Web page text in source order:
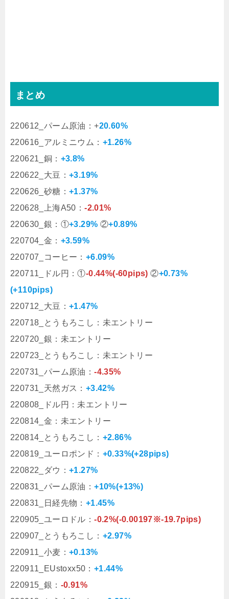
まとめ
220612_パーム原油：+20.60%
220616_アルミニウム： +1.26%
220621_銅： +3.8%
220622_大豆： +3.19%
220626_砂糖： +1.37%
220628_上海A50：-2.01%
220630_銀：①+3.29% ②+0.89%
220704_金： +3.59%
220707_コーヒー： +6.09%
220711_ドル円：①-0.44%(-60pips) ②+0.73%
(+110pips)
220712_大豆： +1.47%
220718_とうもろこし：未エントリー
220720_銀：未エントリー
220723_とうもろこし：未エントリー
220731_パーム原油：-4.35%
220731_天然ガス： +3.42%
220808_ドル円：未エントリー
220814_金：未エントリー
220814_とうもろこし： +2.86%
220819_ユーロポンド： +0.33%(+28pips)
220822_ダウ： +1.27%
220831_パーム原油：+10%(+13%)
220831_日経先物： +1.45%
220905_ユーロドル：-0.2%(-0.00197※-19.7pips)
220907_とうもろこし： +2.97%
220911_小麦： +0.13%
220911_EUstoxx50： +1.44%
220915_銀： -0.91%